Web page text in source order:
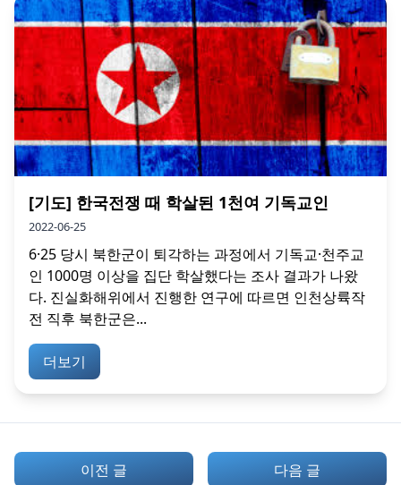
[기도] 한국전쟁 때 학살된 1천여 기독교인
2022-06-25
6·25 당시 북한군이 퇴각하는 과정에서 기독교·천주교
인 1000명 이상을 집단 학살했다는 조사 결과가 나왔
다. 진실화해위에서 진행한 연구에 따르면 인천상륙작
전 직후 북한군은...
더보기
이전 글 다음 글